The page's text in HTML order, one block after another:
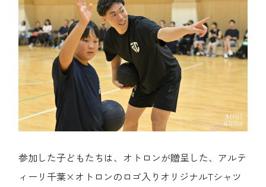
参加した子どもたちは、オトロンが贈呈した、アルテ
ィーリ千葉×オトロンのロゴ入りオリジナルTシャツ